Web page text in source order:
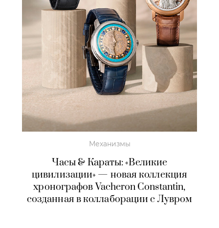
Механизмы
Часы & Караты: «Великие
цивилизации» — новая коллекция
хронографов Vacheron Constantin,
созданная в коллаборации с Лувром